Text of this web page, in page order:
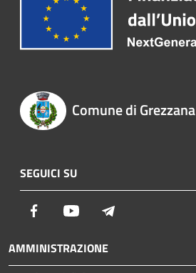
Comune di Grezzana
SEGUICI SU
Facebook Youtube
AMMINISTRAZIONE